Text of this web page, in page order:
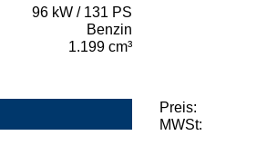
96 kW / 131 PS
Benzin
1.199 cm³
Preis:
MWSt: